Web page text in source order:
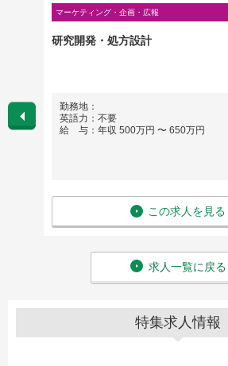
マーケティング・企画・広報
研究開発・処方設計
勤務地：
英語力：不要
給 与：年収 500万円 〜 650万円
この求人を見る
求人一覧に戻る
特集求人情報